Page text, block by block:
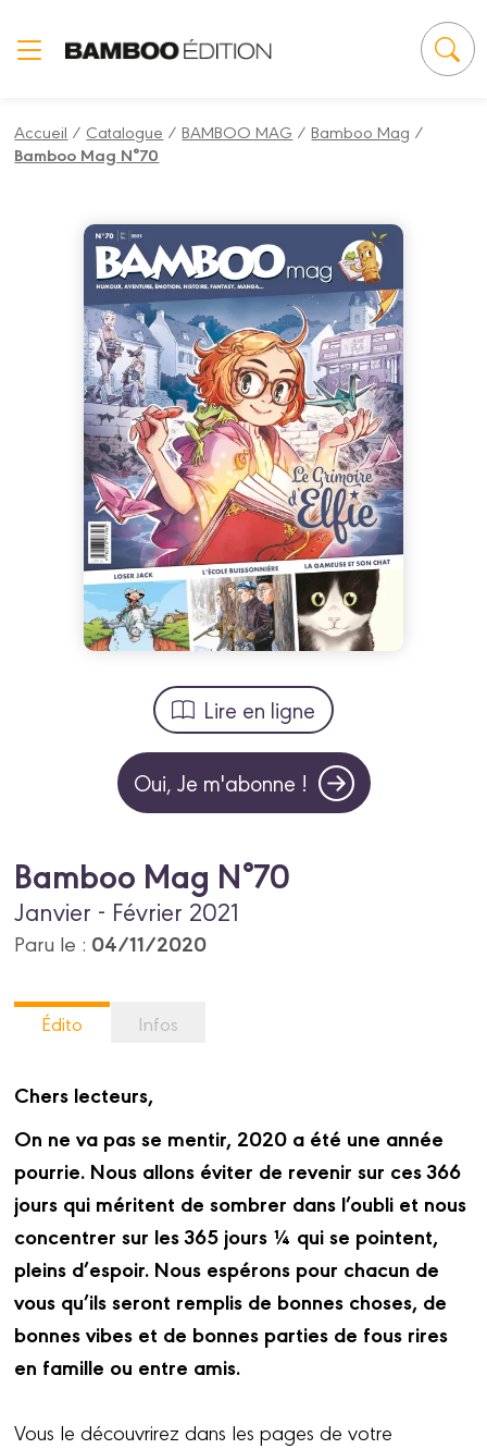
Accueil / Catalogue /BAMBOO MAG /Bamboo Mag /
Bamboo Mag N°70
Lire en ligne
Oui, Je m'abonne !
Bamboo Mag N°70
Janvier - Février 2021
Paru le : 04/11/2020
Édito Infos
Chers lecteurs,
On ne va pas se mentir, 2020 a été une année
pourrie. Nous allons éviter de revenir sur ces 366
jours qui méritent de sombrer dans l’oubli et nous
concentrer sur les 365 jours ¼ qui se pointent,
pleins d’espoir. Nous espérons pour chacun de
vous qu’ils seront remplis de bonnes choses, de
bonnes vibes et de bonnes parties de fous rires
en famille ou entre amis.
Vous le découvrirez dans les pages de votre